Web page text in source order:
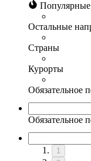
Остальные
Страны
Курорты
Обязательное
Обязательное
1